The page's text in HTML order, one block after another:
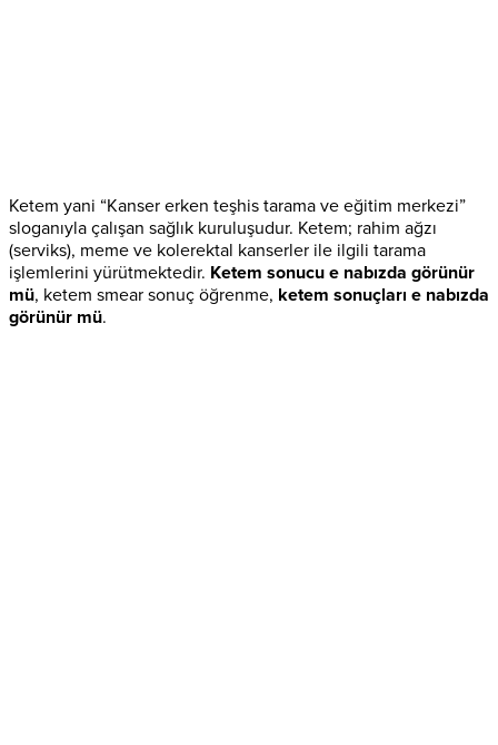
Ketem yani “Kanser erken teşhis tarama ve eğitim merkezi”
sloganıyla çalışan sağlık kuruluşudur. Ketem; rahim ağzı
(serviks), meme ve kolerektal kanserler ile ilgili tarama
işlemlerini yürütmektedir. Ketem sonucu e nabızda görünür
mü, ketem smear sonuç öğrenme, ketem sonuçları e nabızda
görünür mü.